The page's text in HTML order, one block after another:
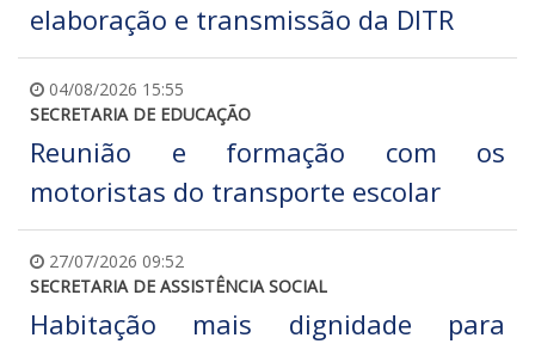
elaboração e transmissão da DITR
04/08/2026 15:55
SECRETARIA DE EDUCAÇÃO
Reunião e formação com os
motoristas do transporte escolar
27/07/2026 09:52
SECRETARIA DE ASSISTÊNCIA SOCIAL
Habitação mais dignidade para